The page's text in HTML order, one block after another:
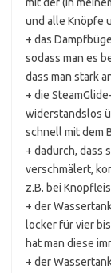
mit der (in
und alle Knöpfe
+ das
sodass man es
dass man stark
+ die
widerstandslos
schnell mit dem
+ dadurch, dass
verschmälert,
z.B. bei
+ der
locker für vier
hat man diese
+ der